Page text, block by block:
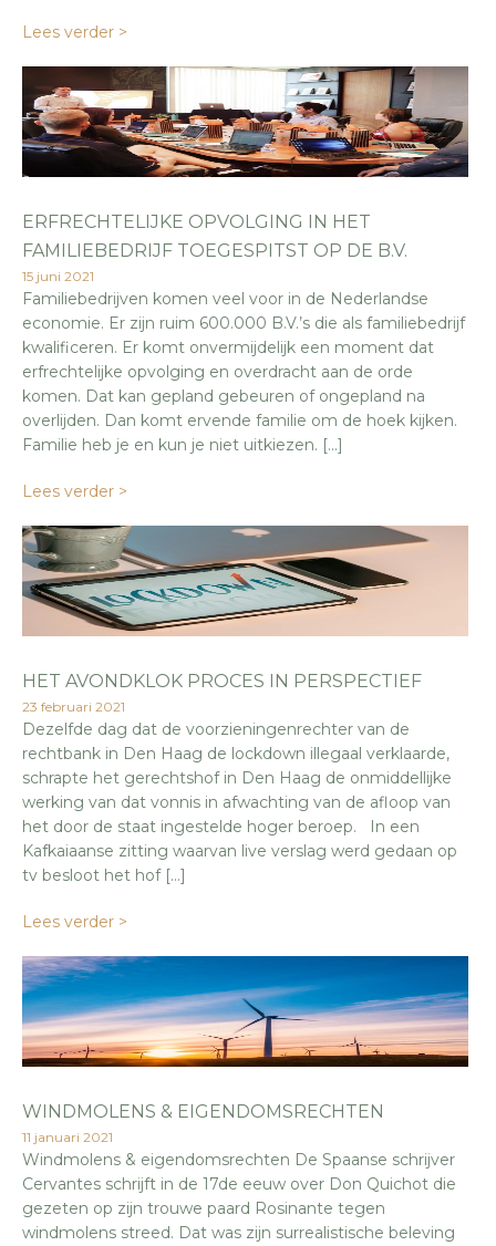
Lees verder >
ERFRECHTELIJKE OPVOLGING IN HET
FAMILIEBEDRIJF TOEGESPITST OP DE B.V.
15 juni 2021
Familiebedrijven komen veel voor in de Nederlandse
economie. Er zijn ruim 600.000 B.V.’s die als familiebedrijf
kwalificeren. Er komt onvermijdelijk een moment dat
erfrechtelijke opvolging en overdracht aan de orde
komen. Dat kan gepland gebeuren of ongepland na
overlijden. Dan komt ervende familie om de hoek kijken.
Familie heb je en kun je niet uitkiezen. […]
Lees verder >
HET AVONDKLOK PROCES IN PERSPECTIEF
23 februari 2021
Dezelfde dag dat de voorzieningenrechter van de
rechtbank in Den Haag de lockdown illegaal verklaarde,
schrapte het gerechtshof in Den Haag de onmiddellijke
werking van dat vonnis in afwachting van de afloop van
het door de staat ingestelde hoger beroep. In een
Kafkaiaanse zitting waarvan live verslag werd gedaan op
tv besloot het hof […]
Lees verder >
WINDMOLENS & EIGENDOMSRECHTEN
11 januari 2021
Windmolens & eigendomsrechten De Spaanse schrijver
Cervantes schrijft in de 17de eeuw over Don Quichot die
gezeten op zijn trouwe paard Rosinante tegen
windmolens streed. Dat was zijn surrealistische beleving